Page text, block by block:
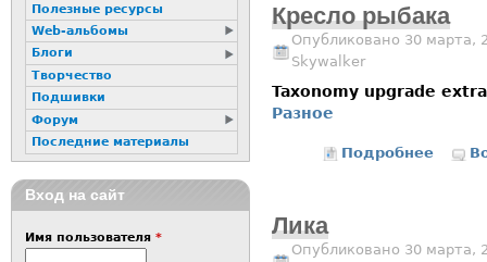
Кресло рыбака
Опубликовано 30 марта,
Skywalker
Taxonomy upgrade
Разное
Подробнее о
Лика
Опубликовано 30 марта,
Полезные ресурсы
Web-альбомы
Блоги
Творчество
Подшивки
Форум
Последние материалы
Вход на сайт
Имя пользователя *